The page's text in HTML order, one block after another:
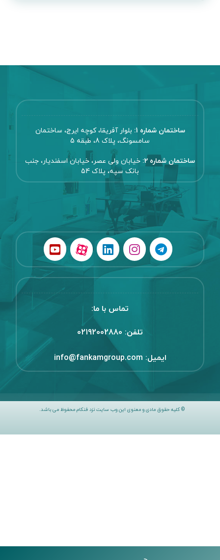
ساختمان شماره 1:
بلوار آفریقا، کوچه ایرج، ساختمان
سامسونگ، پلاک 8، طبقه 5
ساختمان شماره 2:
خیابان ولی عصر، خیابان اسفندیار، جنب
بانک سپه، پلاک 54
تماس با ما:
تلفن: 02192002880
ایمیل: info@fankamgroup.com
© کلیه حقوق مادی و معنوی این وب سایت نزد فنکام محفوظ می باشد.